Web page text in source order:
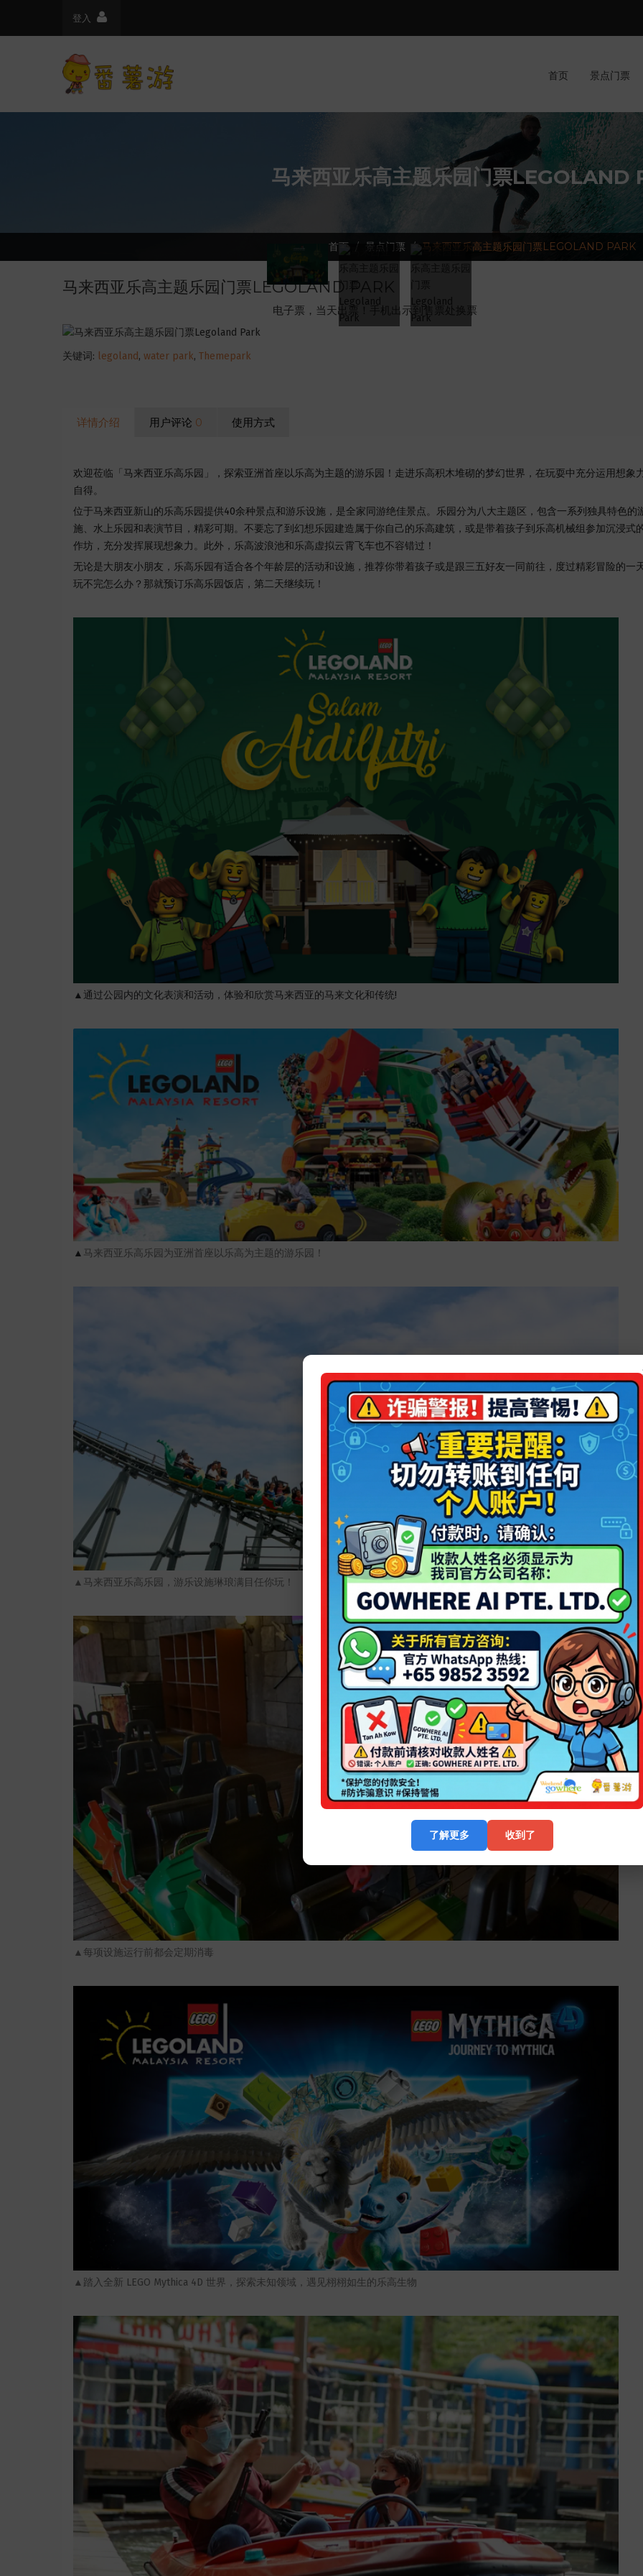
了解更多 收到了
登入
首页 景点门票
马来西亚乐高主题乐园门票LEGOLAND
首页 景点门票 马来西亚乐高主题乐园门票LEGOLAND PARK
马来西亚乐高主题乐园门票LEGOLAND PARK
电子票，当天出票！手机出示到售票处换票
关键词: legoland, water park, Themepark
详情介绍 用户评论 0 使用方式
欢迎莅临「马来西亚乐高乐园」，探索亚洲首座以乐高为主题的游乐园！走进乐高积木堆砌的梦幻世界，在玩耍中充分运用想象
自得。
位于马来西亚新山的乐高乐园提供40余种景点和游乐设施，是全家同游绝佳景点。乐园分为八大主题区，包含一系列独具特色的
施、水上乐园和表演节目，精彩可期。不要忘了到幻想乐园建造属于你自己的乐高建筑，或是带着孩子到乐高机械组参加沉浸式
作坊，充分发挥展现想象力。此外，乐高波浪池和乐高虚拟云霄飞车也不容错过！
无论是大朋友小朋友，乐高乐园有适合各个年龄层的活动和设施，推荐你带着孩子或是跟三五好友一同前往，度过精彩冒险的一
玩不完怎么办？那就预订乐高乐园饭店，第二天继续玩！
▲通过公园内的文化表演和活动，体验和欣赏马来西亚的马来文化和传统!
▲ 马来西亚乐高乐园为亚洲首座以乐高为主题的游乐园！
▲马来西亚乐高乐园，游乐设施琳琅满目任你玩！
▲每项设施运行前都会定期消毒
▲ 踏入全新 LEGO Mythica 4D 世界，探索未知领域，遇见栩栩如生的乐高生物